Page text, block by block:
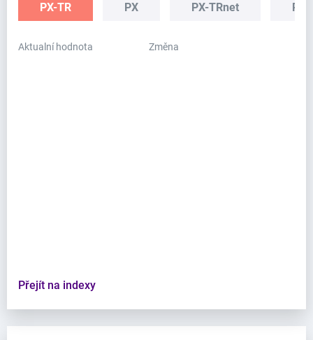
PX-TR PX PX-TRnet PX-
Aktualní hodnota Změna
Přejít na indexy